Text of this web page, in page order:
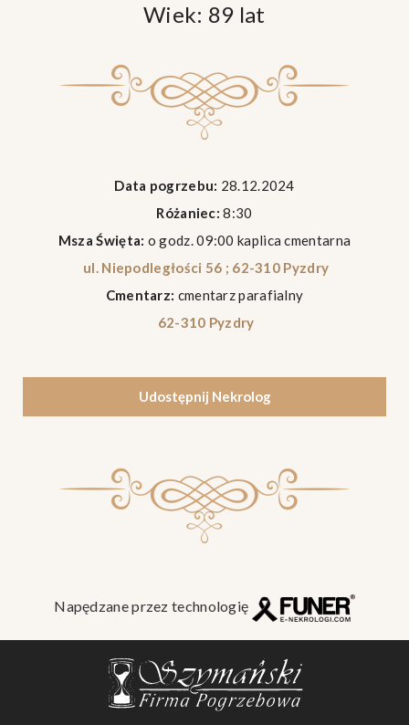
Wiek: 89 lat
Data pogrzebu: 28.12.2024
Różaniec: 8:30
Msza Święta: o godz. 09:00 kaplica cmentarna
ul. Niepodległości 56 ; 62-310 Pyzdry
Cmentarz: cmentarz parafialny
62-310 Pyzdry
Udostępnij Nekrolog
Napędzane przez technologię